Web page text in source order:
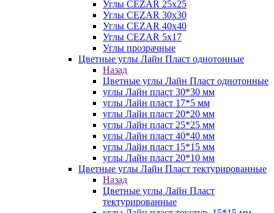
Углы CEZAR 25х25
Углы CEZAR 30х30
Углы CEZAR 40х40
Углы CEZAR 5х17
Углы прозрачные
Цветные углы Лайн Пласт однотонные
Назад
Цветные углы Лайн Пласт однотонные
углы Лайн пласт 30*30 мм
углы Лайн пласт 17*5 мм
углы Лайн пласт 20*20 мм
углы Лайн пласт 25*25 мм
углы Лайн пласт 40*40 мм
углы Лайн пласт 15*15 мм
углы Лайн пласт 20*10 мм
Цветные углы Лайн Пласт тектурированные
Назад
Цветные углы Лайн Пласт
тектурированные